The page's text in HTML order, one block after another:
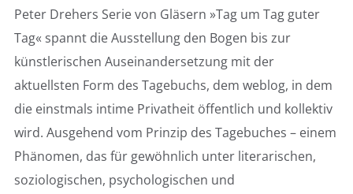
Peter Drehers Serie von Gläsern »Tag um Tag guter
Tag« spannt die Ausstellung den Bogen bis zur
künstlerischen Auseinandersetzung mit der
aktuellsten Form des Tagebuchs, dem weblog, in dem
die einstmals intime Privatheit öffentlich und kollektiv
wird. Ausgehend vom Prinzip des Tagebuches – einem
Phänomen, das für gewöhnlich unter literarischen,
soziologischen, psychologischen und